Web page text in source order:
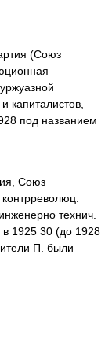
(Союз
капиталистов,
под названием
Союз
технич.
1925 30 (до 1928
П. были